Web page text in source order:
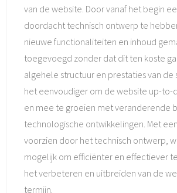
van de website. Door vanaf het begin
doordacht technisch ontwerp te
nieuwe functionaliteiten en inhoud
toegevoegd zonder dat dit ten koste
algehele structuur en prestaties van de
het eenvoudiger om de website up-to-
en mee te groeien met veranderende
technologische ontwikkelingen. Met
voorzien door het technisch ontwerp,
mogelijk om efficiënter en effectiever
het verbeteren en uitbreiden van de
termijn.